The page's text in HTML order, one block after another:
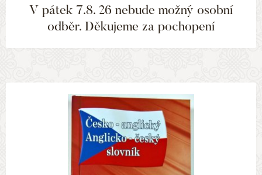
V pátek 7.8. 26 nebude možný osobní
odběr. Děkujeme za pochopení